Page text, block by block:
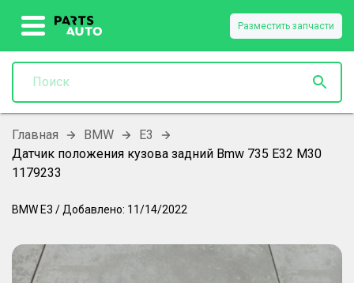
Разместить запчасти
Главная BMW
E3
Датчик положения кузова задний Bmw 735 E32 M30
1179233
BMW E3 / Добавлено: 11/14/2022